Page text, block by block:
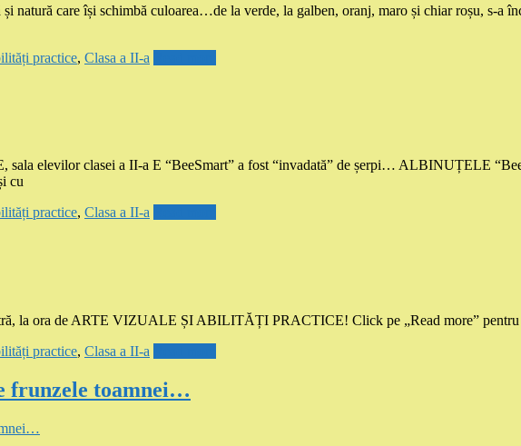
natură care își schimbă culoarea…de la verde, la galben, oranj, maro și chiar roșu, s-a
practice, Clasa a II-a
elevilor clasei a II-a E “BeeSmart” a fost “invadată” de șerpi… ALBINUȚELE
cu
practice, Clasa a II-a
la ora de ARTE VIZUALE ȘI ABILITĂȚI PRACTICE! Click pe „Read more”
practice, Clasa a II-a
frunzele toamnei…